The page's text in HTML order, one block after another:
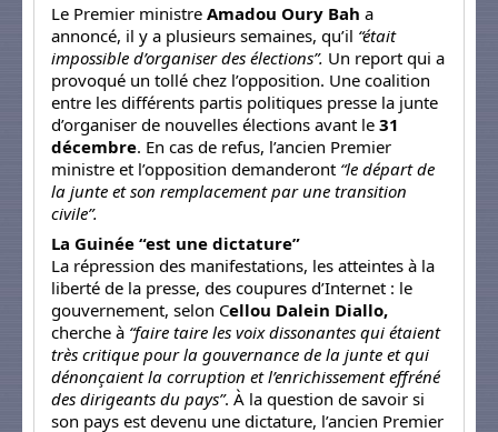
Le Premier ministre Amadou Oury Bah a
annoncé, il y a plusieurs semaines, qu’il “était
impossible d’organiser des élections”. Un report qui a
provoqué un tollé chez l’opposition. Une coalition
entre les différents partis politiques presse la junte
d’organiser de nouvelles élections avant le 31
décembre. En cas de refus, l’ancien Premier
ministre et l’opposition demanderont “le départ de
la junte et son remplacement par une transition
civile”.
La Guinée “est une dictature”
La répression des manifestations, les atteintes à la
liberté de la presse, des coupures d’Internet : le
gouvernement, selon Cellou Dalein Diallo,
cherche à “faire taire les voix dissonantes qui étaient
très critique pour la gouvernance de la junte et qui
dénonçaient la corruption et l’enrichissement effréné
des dirigeants du pays”. À la question de savoir si
son pays est devenu une dictature, l’ancien Premier